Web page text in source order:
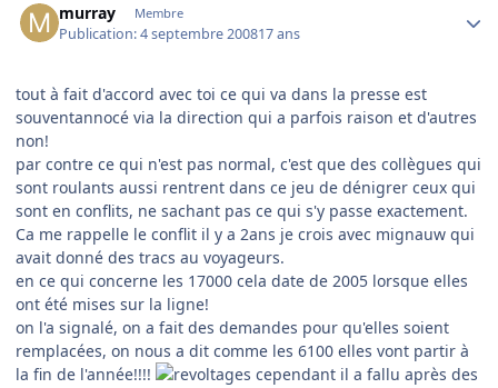
murray Membre
Publication:4 septembre 200817 ans
tout à fait d'accord avec toi ce qui va dans la presse est
souventannocé via la direction qui a parfois raison et d'autres
non!
par contre ce qui n'est pas normal, c'est que des collègues qui
sont roulants aussi rentrent dans ce jeu de dénigrer ceux qui
sont en conflits, ne sachant pas ce qui s'y passe exactement.
Ca me rappelle le conflit il y a 2ans je crois avec mignauw qui
avait donné des tracs au voyageurs.
en ce qui concerne les 17000 cela date de 2005 lorsque elles
ont été mises sur la ligne!
on l'a signalé, on a fait des demandes pour qu'elles soient
remplacées, on nous a dit comme les 6100 elles vont partir à
la fin de l'année!!!!
cependant il a fallu après des